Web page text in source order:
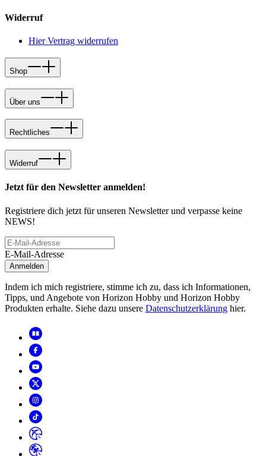
Widerruf
Hier Vertrag widerrufen
Shop
Über uns
Rechtliches
Widerruf
Jetzt für den Newsletter anmelden!
Registriere dich jetzt für unseren Newsletter und verpasse keine
NEWS!
E-Mail-Adresse
Anmelden
Indem ich mich registriere, stimme ich zu, dass ich Informationen,
Tipps, und Angebote von Horizon Hobby und Horizon Hobby
Produkten erhalte. Siehe dazu unsere Datenschutzerklärung hier.